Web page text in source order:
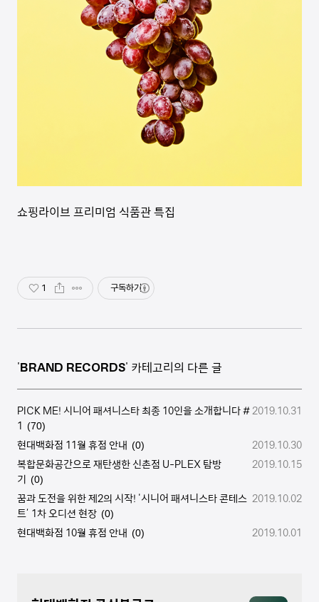
쇼핑라이브 프리미엄 식품관 특집
1 구독하기
'BRAND RECORDS' 카테고리의 다른 글
PICK ME! 시니어 패셔니스타 최종 10인을 소개합니다 #
1 (70)
2019.10.31
현대백화점 11월 휴점 안내 (0)
2019.10.30
복합문화공간으로 재탄생한 신촌점 U-PLEX 탐방
기 (0)
2019.10.15
꿈과 도전을 위한 제2의 시작! '시니어 패셔니스타 콘테스
트’ 1차 오디션 현장 (0)
2019.10.02
현대백화점 10월 휴점 안내 (0) 2019.10.01